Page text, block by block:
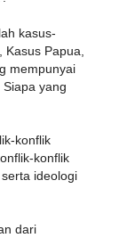
kasus-
Papua,
mempunyai
yang
konflik
konflik
ideologi
dari